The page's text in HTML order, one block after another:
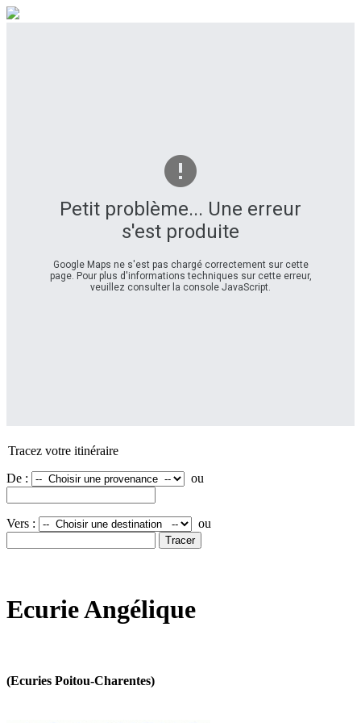
Petit problème... Une erreur
s'est produite
Google Maps ne s'est pas chargé correctement sur cette
page. Pour plus d'informations techniques sur cette erreur,
veuillez consulter la console JavaScript.
Tracez votre itinéraire
De :
ou
Vers : ou
Ecurie Angélique
(Ecuries Poitou-Charentes)